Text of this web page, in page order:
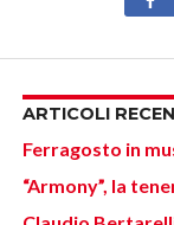
ARTICOLI
Ferragosto in
“Armony”, la